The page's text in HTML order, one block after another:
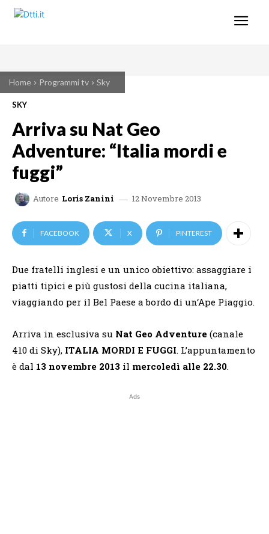
Home Programmi tv Sky
SKY
Arriva su Nat Geo
Adventure: “Italia mordi e
fuggi”
Autore Loris Zanini 12 Novembre 2013
FACEBOOK X PINTEREST
Due fratelli inglesi e un unico obiettivo: assaggiare i
piatti tipici e più gustosi della cucina italiana,
viaggiando per il Bel Paese a bordo di un‘Ape Piaggio.
Arriva in esclusiva su Nat Geo Adventure (canale
410 di Sky), ITALIA MORDI E FUGGI. L’appuntamento
è dal 13 novembre 2013 il mercoledì alle 22.30.
Ads